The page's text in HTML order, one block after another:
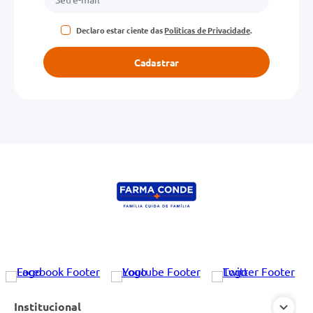
Declaro estar ciente dasPolíticas de Privacidade.
Cadastrar
Institucional